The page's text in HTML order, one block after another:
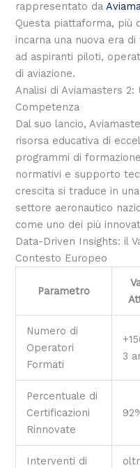
rappresentato da
Questa piattaforma, più
incarna una nuova era
ad aspiranti piloti,
di aviazione.
Analisi di Aviamasters 2:
Competenza
Dal suo lancio,
risorsa educativa di
programmi di
normativi e supporto
crescita si traduce in
settore aeronautico
come uno dei più
Data-Driven Insights: il
Contesto Europeo
Parametro
Numero di
Operatori
Formati
3
Percentuale di
Certificazioni
Rinnovate
Interventi di